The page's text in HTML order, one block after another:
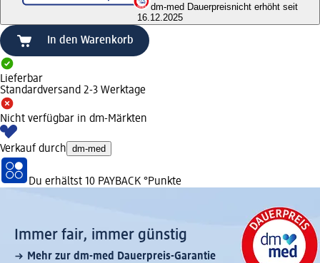
dm-med Dauerpreisnicht erhöht seit
16.12.2025
In den Warenkorb
Lieferbar
Standardversand 2-3 Werktage
Nicht verfügbar in dm-Märkten
Verkauf durch dm-med
Du erhältst 10 PAYBACK °Punkte
Immer fair,­ immer günstig
Mehr zur dm-med Dauerpreis-Garantie